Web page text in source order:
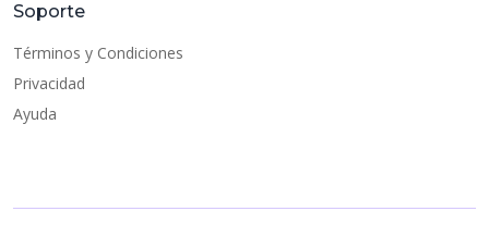
Soporte
Términos y Condiciones
Privacidad
Ayuda